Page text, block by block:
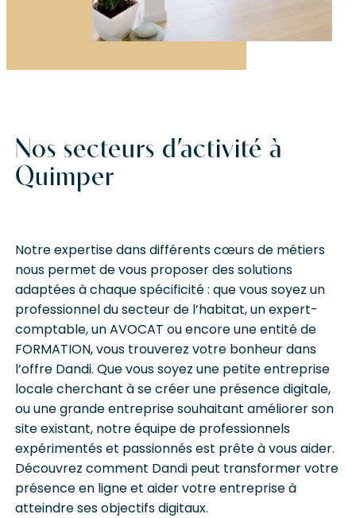
Nos secteurs d’activité à
Quimper
Notre expertise dans différents cœurs de métiers
nous permet de vous proposer des solutions
adaptées à chaque spécificité : que vous soyez un
professionnel du secteur de l’habitat, un expert-
comptable, unAVOCAT ou encore une entité de
FORMATION, vous trouverez votre bonheur dans
l’offre Dandi. Que vous soyez une petite entreprise
locale cherchant à se créer une présence digitale,
ou une grande entreprise souhaitant améliorer son
site existant, notre équipe de professionnels
expérimentés et passionnés est prête à vous aider.
Découvrez comment Dandi peut transformer votre
présence en ligne et aider votre entreprise à
atteindre ses objectifs digitaux.